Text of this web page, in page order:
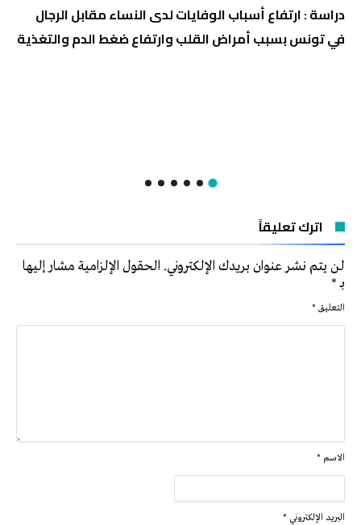
دراسة : ارتفاع أسباب الوفايات لدى النساء مقابل الرجال
في تونس بسبب أمراض القلب وارتفاع ضغط الدم والتغذية
اترك تعليقاً
لن يتم نشر عنوان بريدك الإلكتروني. الحقول الإلزامية مشار إليها
بـ*
التعليق *
الاسم *
البريد الإلكتروني *